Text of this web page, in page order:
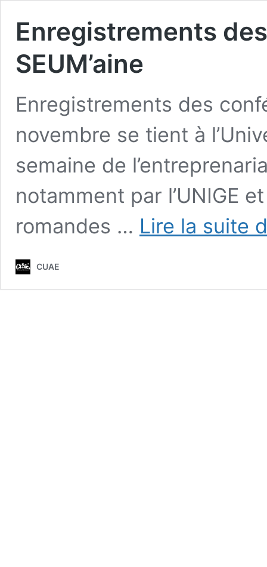
Enregistrements
SEUM’aine
Enregistrements des
novembre se tient à
semaine de
notamment par l’UNIGE
romandes … Lire la suite
CUAE